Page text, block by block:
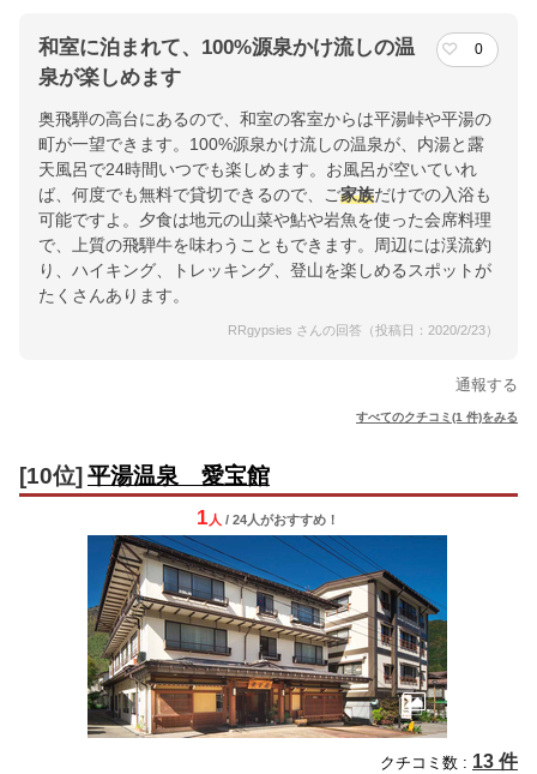
和室に泊まれて、100%源泉かけ流しの温
泉が楽しめます
0
奥飛騨の高台にあるので、和室の客室からは平湯峠や平湯の
町が一望できます。100%源泉かけ流しの温泉が、内湯と露
天風呂で24時間いつでも楽しめます。お風呂が空いていれ
ば、何度でも無料で貸切できるので、ご家族だけでの入浴も
可能ですよ。夕食は地元の山菜や鮎や岩魚を使った会席料理
で、上質の飛騨牛を味わうこともできます。周辺には渓流釣
り、ハイキング、トレッキング、登山を楽しめるスポットが
たくさんあります。
RRgypsies さんの回答（投稿日：2020/2/23）
通報する
すべてのクチコミ(1 件)をみる
[10位] 平湯温泉 愛宝館
1 人 / 24人がおすすめ！
クチコミ数 : 13 件